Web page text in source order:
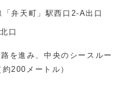
弁天町」駅西口2‐A出口
口
を進み、中央のシースルー
200メートル）